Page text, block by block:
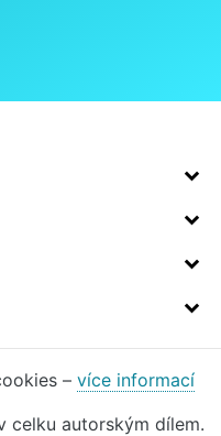
– více informací
celku autorským dílem.